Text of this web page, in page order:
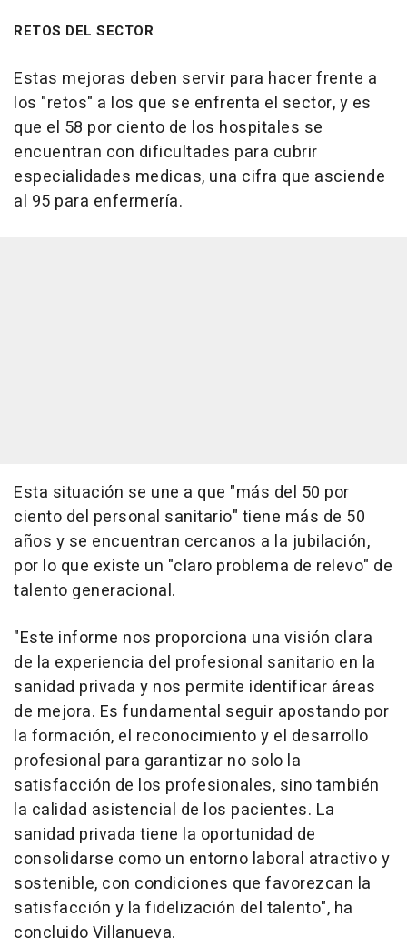
RETOS DEL SECTOR
Estas mejoras deben servir para hacer frente a
los "retos" a los que se enfrenta el sector, y es
que el 58 por ciento de los hospitales se
encuentran con dificultades para cubrir
especialidades medicas, una cifra que asciende
al 95 para enfermería.
Esta situación se une a que "más del 50 por
ciento del personal sanitario" tiene más de 50
años y se encuentran cercanos a la jubilación,
por lo que existe un "claro problema de relevo" de
talento generacional.
"Este informe nos proporciona una visión clara
de la experiencia del profesional sanitario en la
sanidad privada y nos permite identificar áreas
de mejora. Es fundamental seguir apostando por
la formación, el reconocimiento y el desarrollo
profesional para garantizar no solo la
satisfacción de los profesionales, sino también
la calidad asistencial de los pacientes. La
sanidad privada tiene la oportunidad de
consolidarse como un entorno laboral atractivo y
sostenible, con condiciones que favorezcan la
satisfacción y la fidelización del talento", ha
concluido Villanueva.